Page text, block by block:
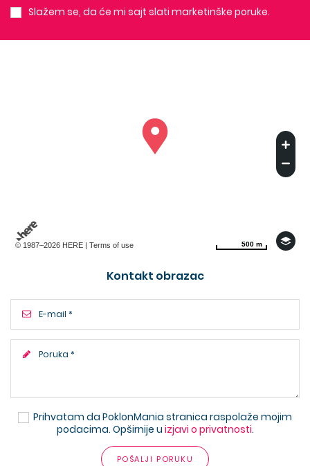
Slažem se, da će mi sajt slati marketinške poruke.
© 1987–2026 HERE | Terms of use 500 m
500 m
Kontakt obrazac
Prihvatam da PoklonMania stranica raspolaže mojim
podacima. Opširnije u izjavi o privatnosti.
POŠALJI PORUKU